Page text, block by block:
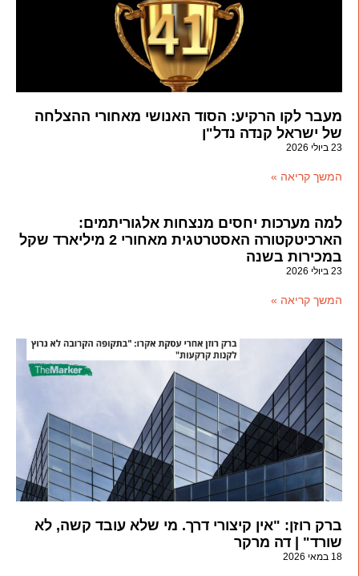
מעבר לקו הרקיע: הסוד האנושי מאחורי ההצלחה
של ישראל קנדה נדל"ן
23 ביולי 2026
המשך קריאה »
למה מערכות יחסים מנצחות אלגוריתמים:
הארכיטקטורה האסטרטגית מאחורי 2 מיליארד שקל
במכירות בשנה
23 ביולי 2026
המשך קריאה »
ברק רוזן: "אין קיצורי דרך. מי שלא עובד קשה, לא
שורד" | דה מרקר
18 במאי 2026